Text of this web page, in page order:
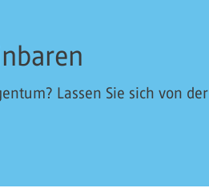
Lassen Sie sich von der